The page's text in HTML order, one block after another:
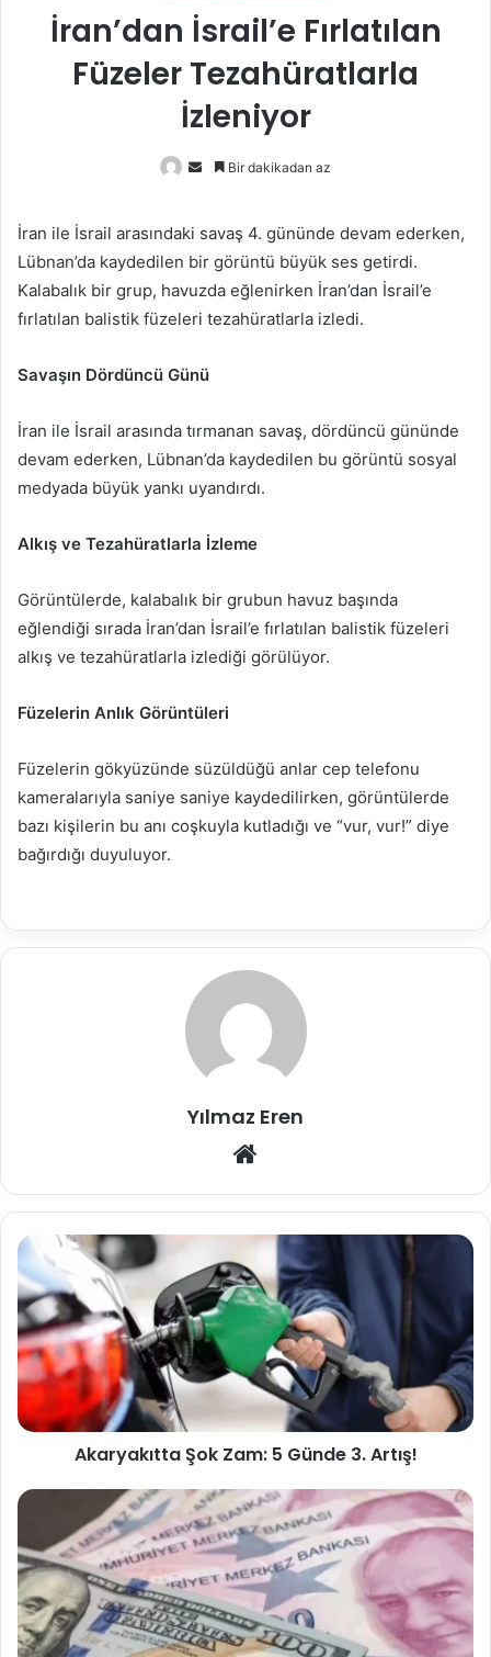
İran’dan İsrail’e Fırlatılan
Füzeler Tezahüratlarla
İzleniyor
Bir
göndermek
Bir dakikadan az
İran ile İsrail arasındaki savaş 4. gününde devam ederken,
Lübnan’da kaydedilen bir görüntü büyük ses getirdi.
Kalabalık bir grup, havuzda eğlenirken İran’dan İsrail’e
fırlatılan balistik füzeleri tezahüratlarla izledi.
Savaşın Dördüncü Günü
İran ile İsrail arasında tırmanan savaş, dördüncü gününde
devam ederken, Lübnan’da kaydedilen bu görüntü sosyal
medyada büyük yankı uyandırdı.
Alkış ve Tezahüratlarla İzleme
Görüntülerde, kalabalık bir grubun havuz başında
eğlendiği sırada İran’dan İsrail’e fırlatılan balistik füzeleri
alkış ve tezahüratlarla izlediği görülüyor.
Füzelerin Anlık Görüntüleri
Füzelerin gökyüzünde süzüldüğü anlar cep telefonu
kameralarıyla saniye saniye kaydedilirken, görüntülerde
bazı kişilerin bu anı coşkuyla kutladığı ve “vur, vur!” diye
bağırdığı duyuluyor.
Yılmaz Eren
Akaryakıtta Şok Zam: 5 Günde 3. Artış!